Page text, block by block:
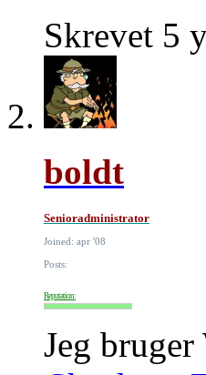
Skrevet 5
boldt
Senioradministrator
Joined: apr '08
Posts:
Reputation:
Jeg